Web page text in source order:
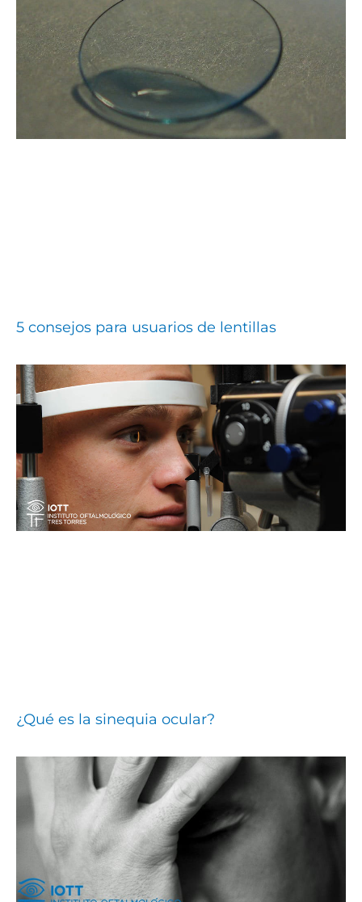
5 consejos para usuarios de lentillas
¿Qué es la sinequia ocular?